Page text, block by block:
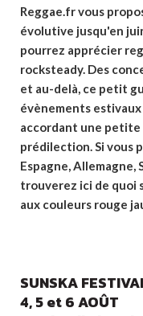
Reggae.fr vous
évolutive jusqu'en
pourrez apprécier
rocksteady. Des
et au-delà, ce petit
évènements
accordant une petite
prédilection. Si vous
Espagne, Allemagne,
trouverez ici de quoi
aux couleurs rouge
SUNSKA
4, 5 et 6 AOÛT